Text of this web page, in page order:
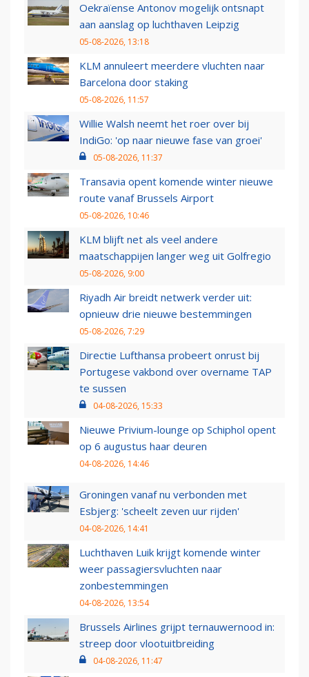
Oekraïense Antonov mogelijk ontsnapt
aan aanslag op luchthaven Leipzig
05-08-2026, 13:18
KLM annuleert meerdere vluchten naar
Barcelona door staking
05-08-2026, 11:57
Willie Walsh neemt het roer over bij
IndiGo: 'op naar nieuwe fase van groei'
05-08-2026, 11:37
Transavia opent komende winter nieuwe
route vanaf Brussels Airport
05-08-2026, 10:46
KLM blijft net als veel andere
maatschappijen langer weg uit Golfregio
05-08-2026, 9:00
Riyadh Air breidt netwerk verder uit:
opnieuw drie nieuwe bestemmingen
05-08-2026, 7:29
Directie Lufthansa probeert onrust bij
Portugese vakbond over overname TAP
te sussen
04-08-2026, 15:33
Nieuwe Privium-lounge op Schiphol opent
op 6 augustus haar deuren
04-08-2026, 14:46
Groningen vanaf nu verbonden met
Esbjerg: 'scheelt zeven uur rijden'
04-08-2026, 14:41
Luchthaven Luik krijgt komende winter
weer passagiersvluchten naar
zonbestemmingen
04-08-2026, 13:54
Brussels Airlines grijpt ternauwernood in:
streep door vlootuitbreiding
04-08-2026, 11:47